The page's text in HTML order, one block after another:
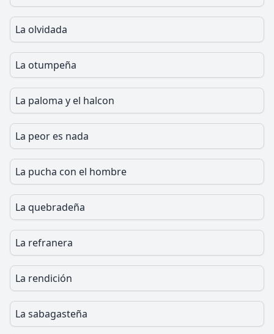
La olvidada
La otumpeña
La paloma y el halcon
La peor es nada
La pucha con el hombre
La quebradeña
La refranera
La rendición
La sabagasteña